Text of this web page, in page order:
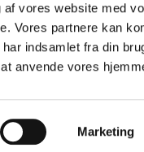
vores website med
Vores partnere kan
indsamlet fra din
anvende vores
Marketing